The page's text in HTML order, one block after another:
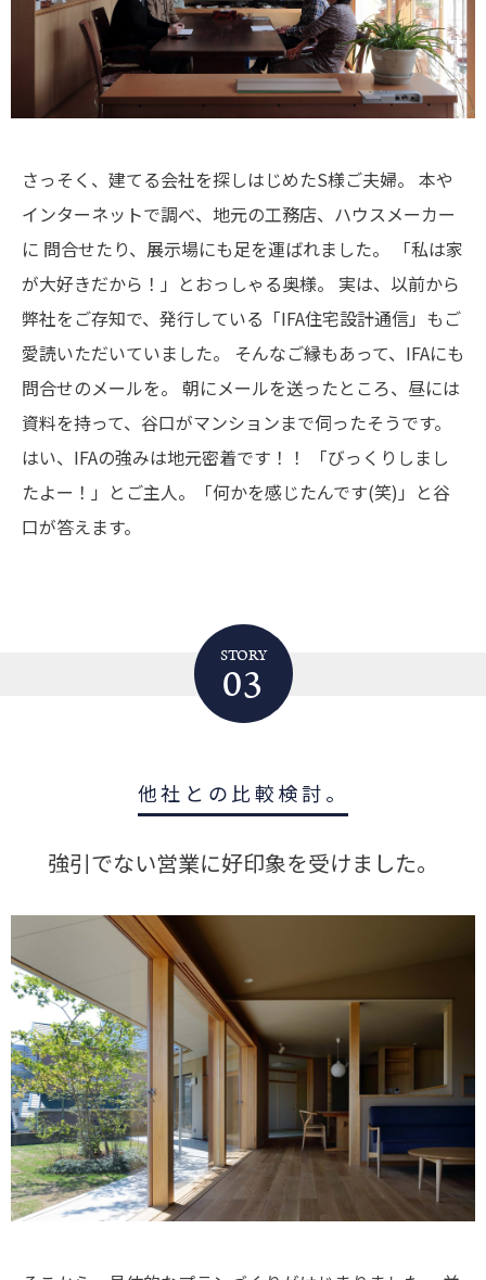
さっそく、建てる会社を探しはじめたS様ご夫婦。 本や
インターネットで調べ、地元の工務店、ハウスメーカー
に 問合せたり、展示場にも足を運ばれました。
「私は家
が大好きだから！」とおっしゃる奥様。
実は、以前から
弊社をご存知で、発行している「IFA住宅設計通信」もご
愛読いただいていました。
そんなご縁もあって、IFAにも
問合せのメールを。 朝にメールを送ったところ、昼には
資料を持って、谷口がマンションまで伺ったそうです。
はい、IFAの強みは地元密着です！！
「びっくりしまし
たよー！」とご主人。「何かを感じたんです(笑)」と谷
口が答えます。
STORY
03
他社との比較検討。
強引でない営業に好印象を受けました。